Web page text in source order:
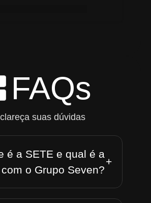
FAQs
suas dúvidas
é a SETE e qual é a
o Grupo Seven?
+